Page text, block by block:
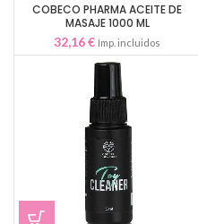
COBECO PHARMA ACEITE DE
MASAJE 1000 ML
32,16€ Imp. incluidos